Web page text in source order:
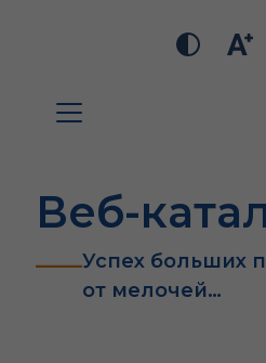
Веб-
Успех больших
от мелочей…